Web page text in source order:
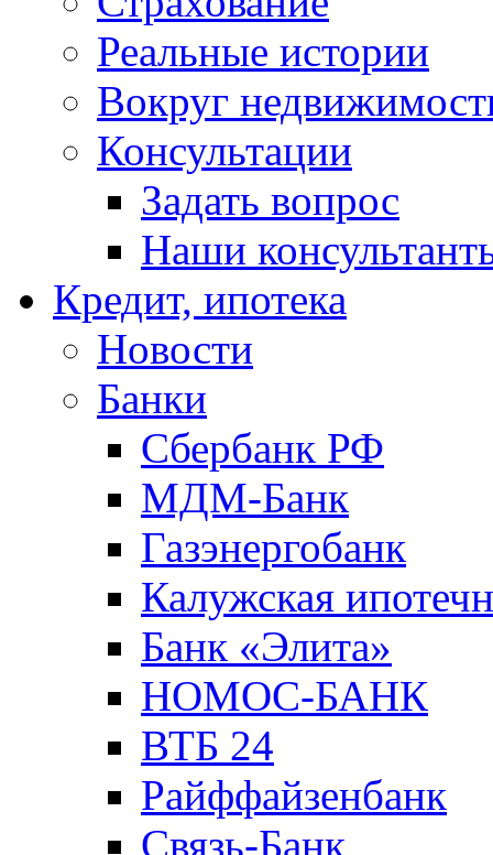
Реальные истории
Вокруг
Консультации
Задать вопрос
Наши
Кредит, ипотека
Новости
Банки
Сбербанк РФ
МДМ-Банк
Газэнергобанк
Калужская
Банк «Элита»
НОМОС-БАНК
ВТБ 24
Райффайзенбанк
Связь-Банк